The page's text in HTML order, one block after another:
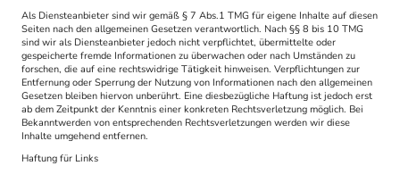
Als Diensteanbieter sind wir gemäß § 7 Abs.1 TMG für eigene Inhalte auf diesen
Seiten nach den allgemeinen Gesetzen verantwortlich. Nach §§ 8 bis 10 TMG
sind wir als Diensteanbieter jedoch nicht verpflichtet, übermittelte oder
gespeicherte fremde Informationen zu überwachen oder nach Umständen zu
forschen, die auf eine rechtswidrige Tätigkeit hinweisen. Verpflichtungen zur
Entfernung oder Sperrung der Nutzung von Informationen nach den allgemeinen
Gesetzen bleiben hiervon unberührt. Eine diesbezügliche Haftung ist jedoch erst
ab dem Zeitpunkt der Kenntnis einer konkreten Rechtsverletzung möglich. Bei
Bekanntwerden von entsprechenden Rechtsverletzungen werden wir diese
Inhalte umgehend entfernen.
Haftung für Links